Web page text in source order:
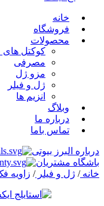
خانه
فروشگاه
محصولات
کوکتل های
مصرفی
مزو ژل
ژل و فیلر
انزیم ها
وبلاگ
درباره ما
تماس باما
درباره البرز بیوتی
باشگاه مشتریان
خانه/ ژل و فیلر/ زاویه